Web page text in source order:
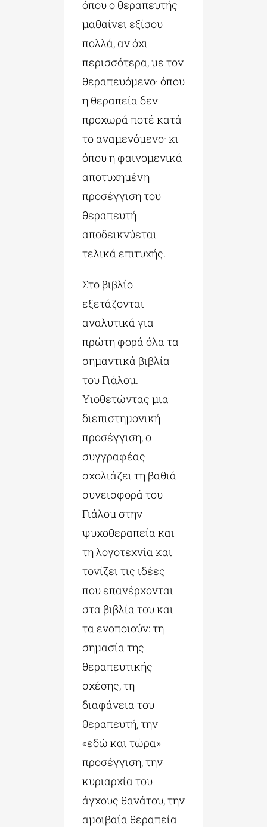
όπου ο θεραπευτής
μαθαίνει εξίσου
πολλά, αν όχι
περισσότερα, με τον
θεραπευόμενο· όπου
η θεραπεία δεν
προχωρά ποτέ κατά
το αναμενόμενο· κι
όπου η φαινομενικά
αποτυχημένη
προσέγγιση του
θεραπευτή
αποδεικνύεται
τελικά επιτυχής.
Στο βιβλίο
εξετάζονται
αναλυτικά για
πρώτη φορά όλα τα
σημαντικά βιβλία
του Γιάλομ.
Υιοθετώντας μια
διεπιστημονική
προσέγγιση, ο
συγγραφέας
σχολιάζει τη βαθιά
συνεισφορά του
Γιάλομ στην
ψυχοθεραπεία και
τη λογοτεχνία και
τονίζει τις ιδέες
που επανέρχονται
στα βιβλία του και
τα ενοποιούν: τη
σημασία της
θεραπευτικής
σχέσης, τη
διαφάνεια του
θεραπευτή, την
«εδώ και τώρα»
προσέγγιση, την
κυριαρχία του
άγχους θανάτου, την
αμοιβαία θεραπεία